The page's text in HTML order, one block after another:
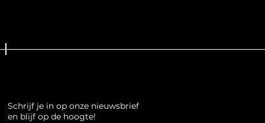
Schrijf je in op onze nieuwsbrief
en blijf op de hoogte!